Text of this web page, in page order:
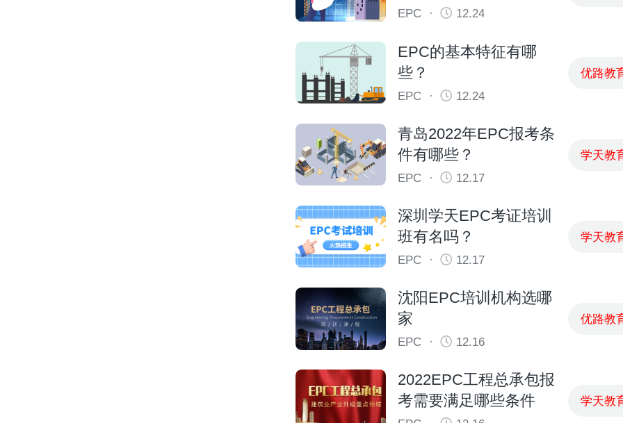
EPC · 12.24
EPC的基本特征有哪
些？
EPC · 12.24
优路教
青岛2022年EPC报考条
件有哪些？
EPC · 12.17
学天教
深圳学天EPC考证培训
班有名吗？
EPC · 12.17
学天教
沈阳EPC培训机构选哪
家
EPC · 12.16
优路教
2022EPC工程总承包报
考需要满足哪些条件
学天教